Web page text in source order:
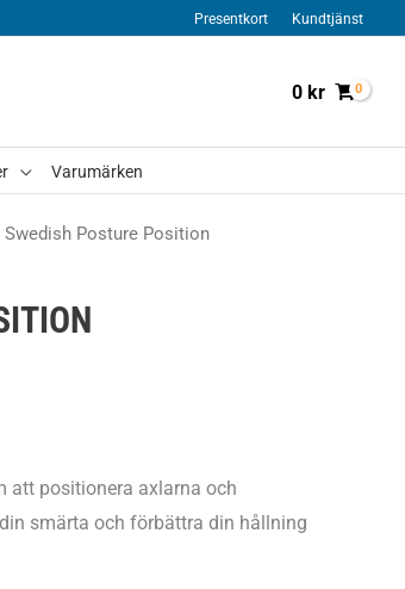
Presentkort Kundtjänst
0 kr
Varumärken
Swedish Posture Position
att positionera axlarna och
smärta och förbättra din hållning